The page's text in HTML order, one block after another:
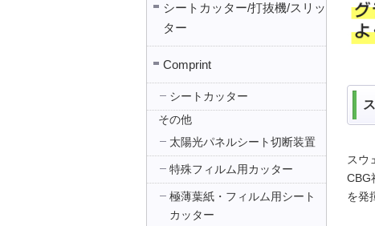
スウ
CBG
を発
シートカッター/打抜機/スリッ
ター
Comprint
シートカッター
その他
太陽光パネルシート切断装置
特殊フィルム用カッター
極薄葉紙・フィルム用シート
カッター